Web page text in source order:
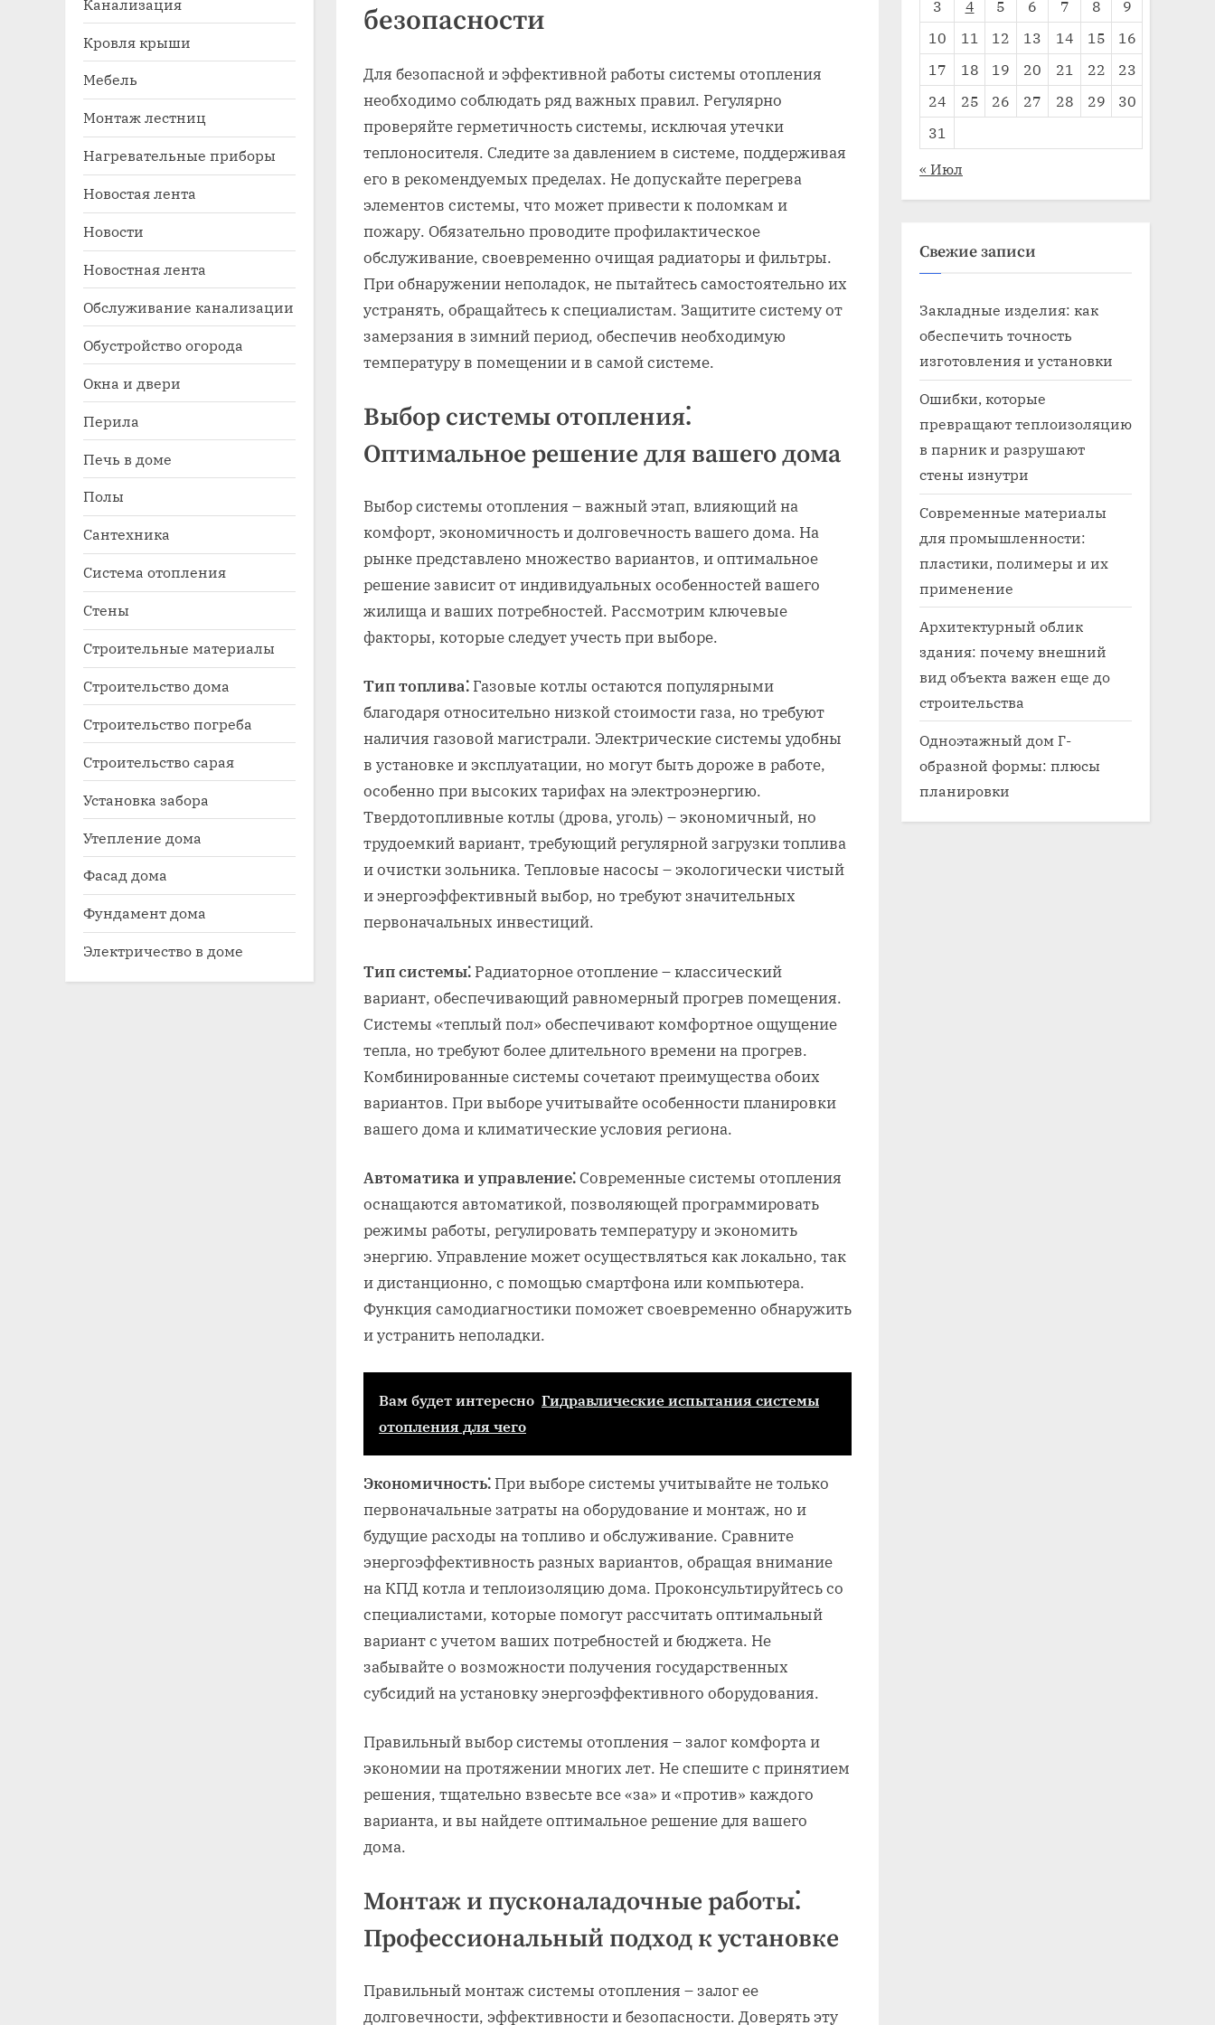
sub-
безопасности
Для безопасной и эффективной работы системы отопления
необходимо соблюдать ряд важных правил. Регулярно
проверяйте герметичность системы, исключая утечки
теплоносителя. Следите за давлением в системе, поддерживая
его в рекомендуемых пределах. Не допускайте перегрева
элементов системы, что может привести к поломкам и
пожару. Обязательно проводите профилактическое
обслуживание, своевременно очищая радиаторы и фильтры.
При обнаружении неполадок, не пытайтесь самостоятельно их
устранять, обращайтесь к специалистам. Защитите систему от
замерзания в зимний период, обеспечив необходимую
температуру в помещении и в самой системе.
Выбор системы отопления⁚
Оптимальное решение для вашего дома
Выбор системы отопления – важный этап, влияющий на
комфорт, экономичность и долговечность вашего дома. На
рынке представлено множество вариантов, и оптимальное
решение зависит от индивидуальных особенностей вашего
жилища и ваших потребностей. Рассмотрим ключевые
факторы, которые следует учесть при выборе.
Тип топлива⁚ Газовые котлы остаются популярными
благодаря относительно низкой стоимости газа, но требуют
наличия газовой магистрали. Электрические системы удобны
в установке и эксплуатации, но могут быть дороже в работе,
особенно при высоких тарифах на электроэнергию.
Твердотопливные котлы (дрова, уголь) – экономичный, но
трудоемкий вариант, требующий регулярной загрузки топлива
и очистки зольника. Тепловые насосы – экологически чистый
и энергоэффективный выбор, но требуют значительных
первоначальных инвестиций.
Тип системы⁚ Радиаторное отопление – классический
вариант, обеспечивающий равномерный прогрев помещения.
Системы «теплый пол» обеспечивают комфортное ощущение
тепла, но требуют более длительного времени на прогрев.
Комбинированные системы сочетают преимущества обоих
вариантов. При выборе учитывайте особенности планировки
вашего дома и климатические условия региона.
Автоматика и управление⁚Современные системы отопления
оснащаются автоматикой, позволяющей программировать
режимы работы, регулировать температуру и экономить
энергию. Управление может осуществляться как локально, так
и дистанционно, с помощью смартфона или компьютера.
Функция самодиагностики поможет своевременно обнаружить
и устранить неполадки.
Вам будет интересно Гидравлические испытания системы
отопления для чего
Экономичность⁚ При выборе системы учитывайте не только
первоначальные затраты на оборудование и монтаж, но и
будущие расходы на топливо и обслуживание. Сравните
энергоэффективность разных вариантов, обращая внимание
на КПД котла и теплоизоляцию дома. Проконсультируйтесь со
специалистами, которые помогут рассчитать оптимальный
вариант с учетом ваших потребностей и бюджета. Не
забывайте о возможности получения государственных
субсидий на установку энергоэффективного оборудования.
Правильный выбор системы отопления – залог комфорта и
экономии на протяжении многих лет. Не спешите с принятием
решения, тщательно взвесьте все «за» и «против» каждого
варианта, и вы найдете оптимальное решение для вашего
дома.
Монтаж и пусконаладочные работы⁚
Профессиональный подход к установке
Правильный монтаж системы отопления – залог ее
долговечности, эффективности и безопасности. Доверять эту
Кровля крыши
Мебель
Монтаж лестниц
Нагревательные приборы
Новостая лента
Новости
Новостная лента
Обслуживание канализации
Обустройство огорода
Окна и двери
Перила
Печь в доме
Полы
Сантехника
Система отопления
Стены
Строительные материалы
Строительство дома
Строительство погреба
Строительство сарая
Установка забора
Утепление дома
Фасад дома
Фундамент дома
Электричество в доме
3
4 5 6 7 8
9
10
11 12 13 14 15
16
17
18 19 20 21 22
23
24
25 26 27 28 29
30
31
« Июл
Свежие записи
Закладные изделия: как
обеспечить точность
изготовления и установки
Ошибки, которые
превращают теплоизоляцию
в парник и разрушают
стены изнутри
Современные материалы
для промышленности:
пластики, полимеры и их
применение
Архитектурный облик
здания: почему внешний
вид объекта важен еще до
строительства
Одноэтажный дом Г-
образной формы: плюсы
планировки